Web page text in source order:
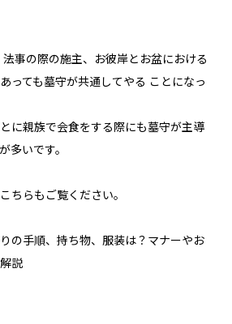
事の際の施主、お彼岸とお盆における
っても墓守が共通してやる ことになっ
に親族で会食をする際にも墓守が主導
多いです。
ちらもご覧ください。
の手順、持ち物、服装は？マナーやお
説